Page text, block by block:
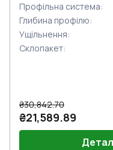
Профільна система:
Глибина профілю:
Ущільнення:
Склопакет:
₴30,842.70
₴21,589.89